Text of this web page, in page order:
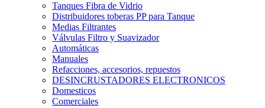
Tanques Fibra de Vidrio
Distribuidores toberas PP para Tanque
Medias Filtrantes
Válvulas Filtro y Suavizador
Automáticas
Manuales
Refacciones, accesorios, repuestos
DESINCRUSTADORES ELECTRONICOS
Domesticos
Comerciales